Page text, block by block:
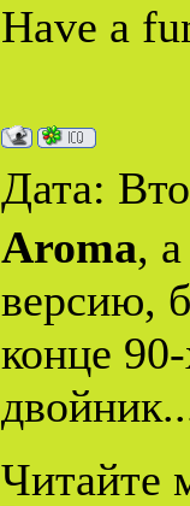
Have a
Дата:
Aroma,
версию,
конце
Читайте